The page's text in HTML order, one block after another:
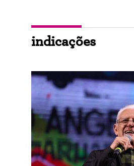
indicações